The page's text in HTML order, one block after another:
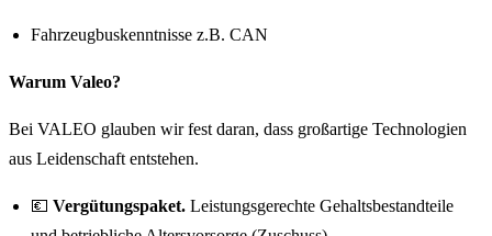
Fahrzeugbuskenntnisse z.B. CAN
Warum Valeo?
Bei VALEO glauben wir fest daran, dass großartige Technologien
aus Leidenschaft entstehen.
💶 Vergütungspaket. Leistungsgerechte Gehaltsbestandteile